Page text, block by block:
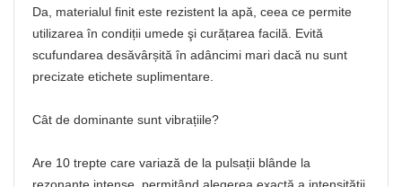
Da, materialul finit este rezistent la apă, ceea ce permite
utilizarea în condiții umede şi curățarea facilă. Evită
scufundarea desăvârșită în adâncimi mari dacă nu sunt
precizate etichete suplimentare.
Cât de dominante sunt vibrațiile?
Are 10 trepte care variază de la pulsații blânde la